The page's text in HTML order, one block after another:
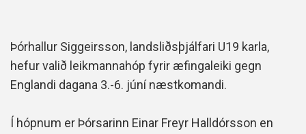
Þórhallur Siggeirsson, landsliðsþjálfari U19 karla,
hefur valið leikmannahóp fyrir æfingaleiki gegn
Englandi dagana 3.-6. júní næstkomandi.
Í hópnum er Þórsarinn Einar Freyr Halldórsson en